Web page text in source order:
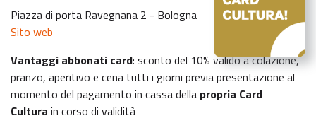
Piazza di porta Ravegnana 2 - Bologna
Sito web
Vantaggi abbonati card: sconto del 10% valido a colazione,
pranzo, aperitivo e cena tutti i giorni previa presentazione al
momento del pagamento in cassa della propria Card
Cultura in corso di validità